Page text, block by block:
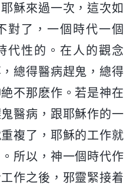
穌來過一次，這次如
對了，一個時代一個
代性的。在人的觀念
總得醫病趕鬼，總得
不那麽作。若是神在
醫病，跟耶穌作的一
複了，耶穌的工作就
所以，神一個時代作
作之後，邪靈緊接着